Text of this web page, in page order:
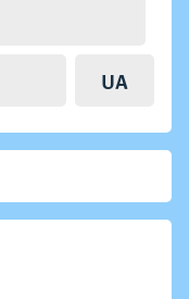
UA